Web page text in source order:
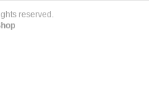
reserved.